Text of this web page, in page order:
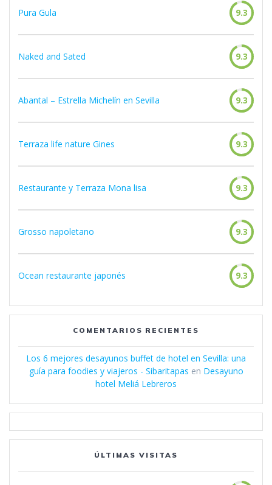
Pura Gula 9.3
Naked and Sated 9.3
Abantal – Estrella Michelín en Sevilla 9.3
Terraza life nature Gines 9.3
Restaurante y Terraza Mona lisa 9.3
Grosso napoletano 9.3
Ocean restaurante japonés 9.3
COMENTARIOS RECIENTES
Los 6 mejores desayunos buffet de hotel en Sevilla: una
guía para foodies y viajeros - Sibaritapas en Desayuno
hotel Meliá Lebreros
ÚLTIMAS VISITAS